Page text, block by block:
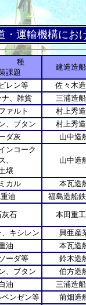
・運輸機構にお
種
課題
建造造
レン等
佐々木
ナ、雑貨
三浦造
ァルト
村上秀
、ブタン
村上秀
ダ灰 山中造
ンコーク
、
壌
山中造
カル
本瓦造
油 福島造船
灰石 本田重
キシレン
興亜産
油
本瓦造
ーダ等
鈴木造
、ブタン
伯方造
油
三浦造
ベンゼン等
前畑造